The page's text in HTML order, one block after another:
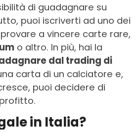
di guadagnare su
puoi iscriverti ad uno dei
a vincere carte rare,
o altro. In più, hai la
dal trading di
carta di un calciatore e,
puoi decidere di
in Italia?